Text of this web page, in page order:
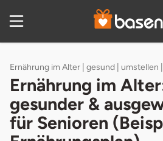
Ernährung im Alter | gesund | umstellen
Ernährung im
gesunder &
für Senioren